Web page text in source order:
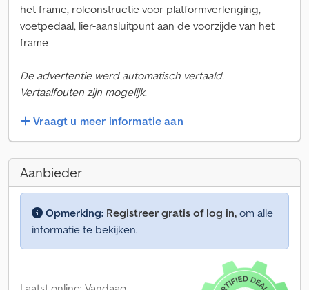
het frame, rolconstructie voor platformverlenging,
voetpedaal, lier-aansluitpunt aan de voorzijde van het
frame
De advertentie werd automatisch vertaald.
Vertaalfouten zijn mogelijk.
Vraagt u meer informatie aan
Aanbieder
Opmerking: Registreer gratis of log in, om alle
informatie te bekijken.